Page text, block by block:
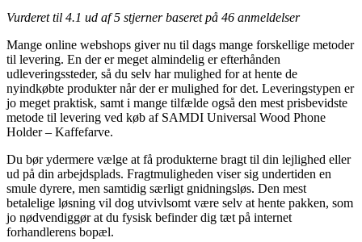
Vurderet til 4.1 ud af 5 stjerner baseret på 46 anmeldelser
Mange online webshops giver nu til dags mange forskellige metoder
til levering. En der er meget almindelig er efterhånden
udleveringssteder, så du selv har mulighed for at hente de
nyindkøbte produkter når der er mulighed for det. Leveringstypen er
jo meget praktisk, samt i mange tilfælde også den mest prisbevidste
metode til levering ved køb af SAMDI Universal Wood Phone
Holder – Kaffefarve.
Du bør ydermere vælge at få produkterne bragt til din lejlighed eller
ud på din arbejdsplads. Fragtmuligheden viser sig undertiden en
smule dyrere, men samtidig særligt gnidningsløs. Den mest
betalelige løsning vil dog utvivlsomt være selv at hente pakken, som
jo nødvendiggør at du fysisk befinder dig tæt på internet
forhandlerens bopæl.